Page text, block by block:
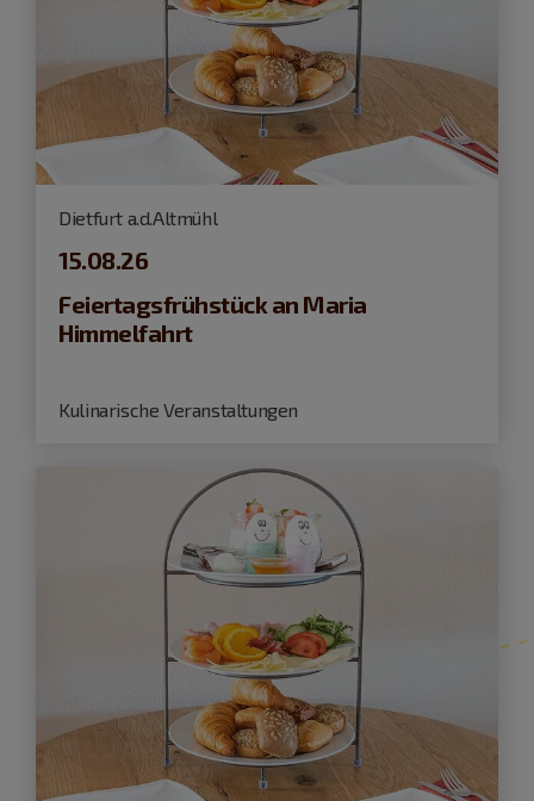
Dietfurt a.d.Altmühl
15.08.26
Feiertagsfrühstück an Maria
Himmelfahrt
Kulinarische Veranstaltungen